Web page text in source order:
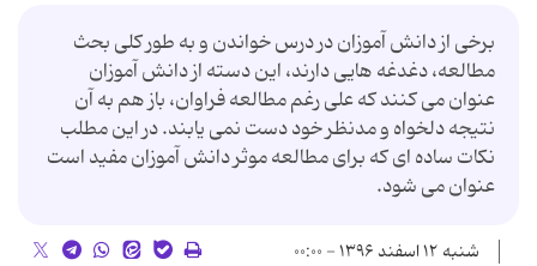
برخی از دانش آموزان در درس خواندن و به طور کلی بحث
مطالعه، دغدغه هایی دارند، این دسته از دانش آموزان
عنوان می کنند که علی رغم مطالعه فراوان، باز هم به آن
نتیجه دلخواه و مدنظر خود دست نمی یابند. در این مطلب
نکات ساده ای که برای مطالعه موثر دانش آموزان مفید است
عنوان می شود.
شنبه ۱۲ اسفند ۱۳۹۶ - ۰۰:۰۰